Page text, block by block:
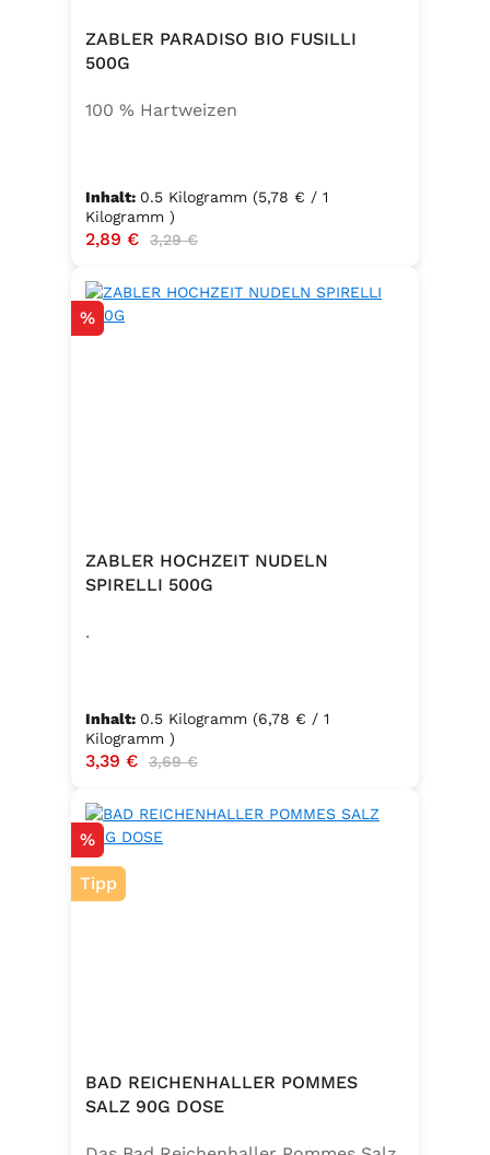
ZABLER PARADISO BIO FUSILLI
500G
100 % Hartweizen
Inhalt: 0.5 Kilogramm (5,78 € / 1
Kilogramm )
Verkaufspreis:
2,89 € Regulärer Preis:
3,29 €
Rabatt
%
ZABLER HOCHZEIT NUDELN
SPIRELLI 500G
.
Inhalt: 0.5 Kilogramm (6,78 € / 1
Kilogramm )
Verkaufspreis:
3,39 € Regulärer Preis:
3,69 €
Rabatt
%
Tipp
BAD REICHENHALLER POMMES
SALZ 90G DOSE